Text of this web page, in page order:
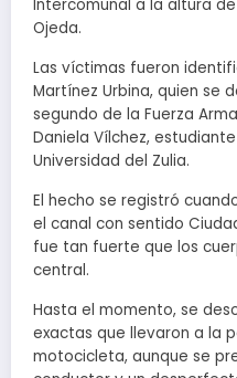
Intercomunal a la altura
Ojeda.
Las víctimas fueron
Martínez Urbina, quien se
segundo de la Fuerza
Daniela Vílchez,
Universidad del Zulia.
El hecho se registró
el canal con sentido
fue tan fuerte que los
central.
Hasta el momento, se
exactas que llevaron a la
motocicleta, aunque se